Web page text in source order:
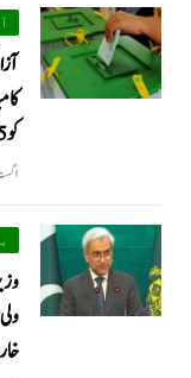
کو 5 نشستیں ملیں
اگست 3,